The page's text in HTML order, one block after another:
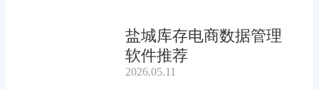
盐城库存电商数据管理
软件推荐
2026.05.11